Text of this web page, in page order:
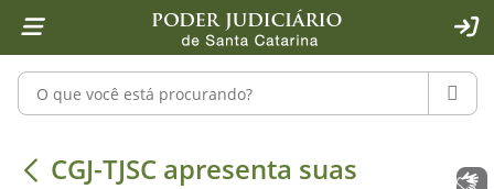
1 Ir para o conteúdo
2 Ir para a ferramenta de acessibilidade - Rybená
4 Ir para o menu principal
5 Ir para a pesquisa
6 Ir para o rodapé
7 Ir para a página inicial
Pesquisar no portal
CGJ-TJSC apresenta suas
CGJ-TJSC apresenta suas